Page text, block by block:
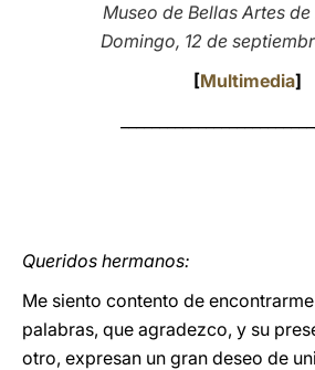
Museo de Bellas Artes
Domingo, 12 de
[Multimedia]
Queridos hermanos:
Me siento contento de
palabras, que agradezco, y su
otro, expresan un gran deseo de